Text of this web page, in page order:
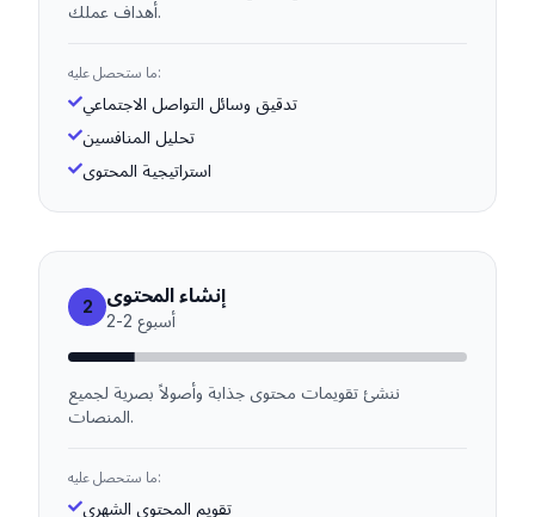
أهداف عملك.
ما ستحصل عليه:
تدقيق وسائل التواصل الاجتماعي
تحليل المنافسين
استراتيجية المحتوى
2 إنشاء المحتوى
أسبوع 2
-
2
ننشئ تقويمات محتوى جذابة وأصولاً بصرية لجميع
المنصات.
ما ستحصل عليه:
تقويم المحتوى الشهري